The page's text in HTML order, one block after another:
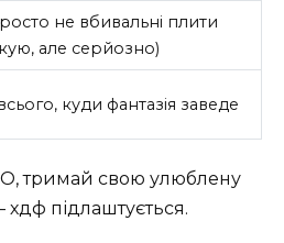
не вбивальні плити
але серйозно)
куди фантазія заведе
тримай свою улюблену
підлаштується.